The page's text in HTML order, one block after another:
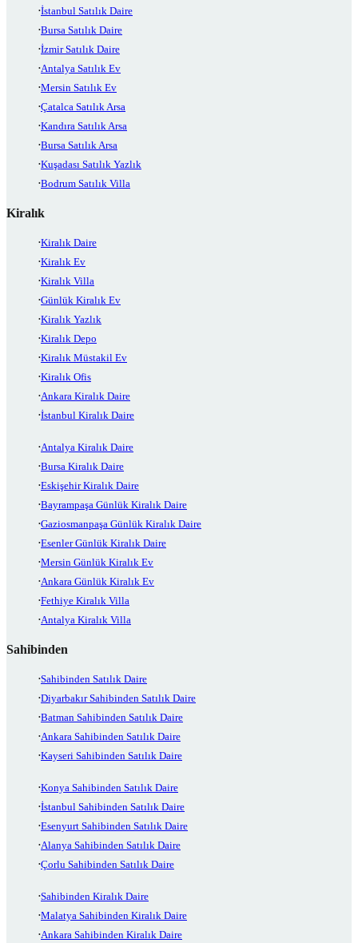
İstanbul Satılık Daire
Bursa Satılık Daire
İzmir Satılık Daire
Antalya Satılık Ev
Mersin Satılık Ev
Çatalca Satılık Arsa
Kandıra Satılık Arsa
Bursa Satılık Arsa
Kuşadası Satılık Yazlık
Bodrum Satılık Villa
Kiralık
Kiralık Daire
Kiralık Ev
Kiralık Villa
Günlük Kiralık Ev
Kiralık Yazlık
Kiralık Depo
Kiralık Müstakil Ev
Kiralık Ofis
Ankara Kiralık Daire
İstanbul Kiralık Daire
Antalya Kiralık Daire
Bursa Kiralık Daire
Eskişehir Kiralık Daire
Bayrampaşa Günlük Kiralık Daire
Gaziosmanpaşa Günlük Kiralık Daire
Esenler Günlük Kiralık Daire
Mersin Günlük Kiralık Ev
Ankara Günlük Kiralık Ev
Fethiye Kiralık Villa
Antalya Kiralık Villa
Sahibinden
Sahibinden Satılık Daire
Diyarbakır Sahibinden Satılık Daire
Batman Sahibinden Satılık Daire
Ankara Sahibinden Satılık Daire
Kayseri Sahibinden Satılık Daire
Konya Sahibinden Satılık Daire
İstanbul Sahibinden Satılık Daire
Esenyurt Sahibinden Satılık Daire
Alanya Sahibinden Satılık Daire
Çorlu Sahibinden Satılık Daire
Sahibinden Kiralık Daire
Malatya Sahibinden Kiralık Daire
Ankara Sahibinden Kiralık Daire